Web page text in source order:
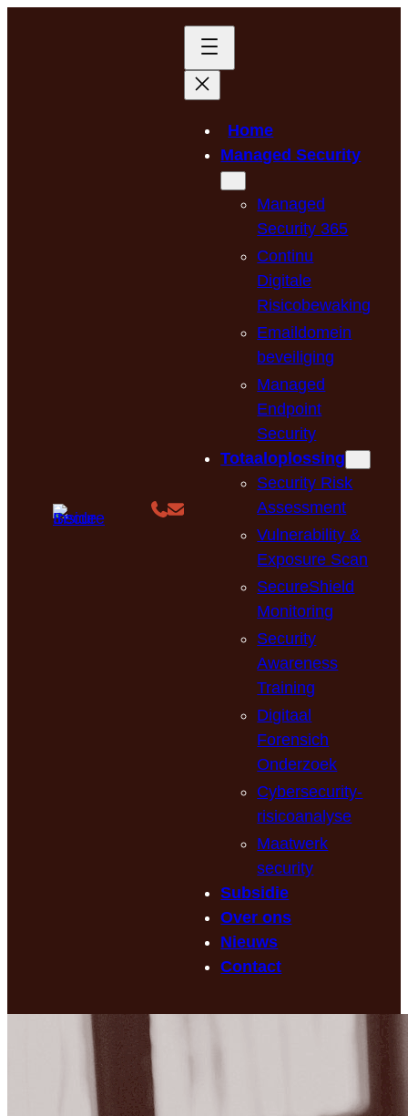
Home
Managed Security
Managed
Security 365
Continu
Digitale
Risicobewaking
Emaildomein
beveiliging
Managed
Endpoint
Security
Totaaloplossing
Security Risk
Assessment
Vulnerability &
Exposure Scan
SecureShield
Monitoring
Security
Awareness
Training
Digitaal
Forensich
Onderzoek
Cybersecurity-
risicoanalyse
Maatwerk
security
Subsidie
Over ons
Nieuws
Contact